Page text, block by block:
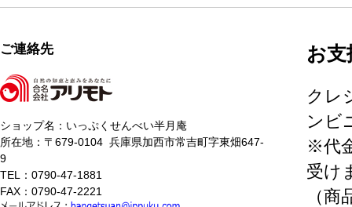
ご連絡先
ショップ名：いっぷくせんべい半月庵
所在地：〒679-0104 兵庫県加西市常吉町字東畑647-
9
TEL：0790-47-1881
FAX：0790-47-2221
お支
クレ
ンビ
※代
受け
（